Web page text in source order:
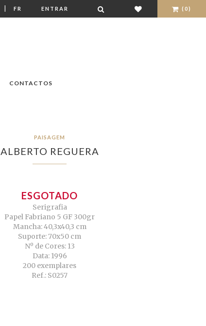
| FR ENTRAR (0)
CONTACTOS
PAISAGEM
ALBERTO REGUERA
ESGOTADO
Serigrafia
Papel Fabriano 5 GF 300gr
Mancha: 40,3x40,3 cm
Suporte: 70x50 cm
Nº de Cores: 13
Data: 1996
200 exemplares
Ref.: S0257